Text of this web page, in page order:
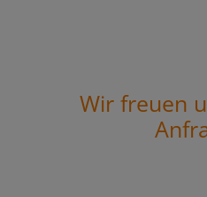
Wir freuen